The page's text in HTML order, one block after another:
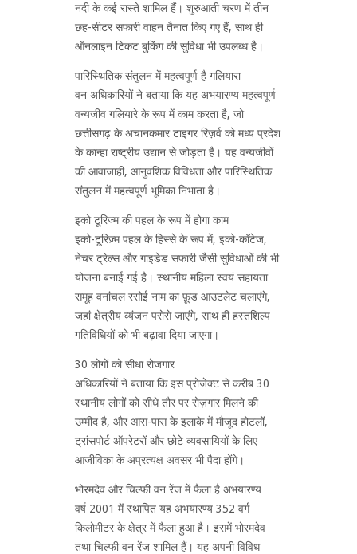
नदी के कई रास्ते शामिल हैं। शुरुआती चरण में तीन
छह-सीटर सफारी वाहन तैनात किए गए हैं, साथ ही
ऑनलाइन टिकट बुकिंग की सुविधा भी उपलब्ध है।
पारिस्थितिक संतुलन में महत्वपूर्ण है गलियारा
वन अधिकारियों ने बताया कि यह अभयारण्य महत्वपूर्ण
वन्यजीव गलियारे के रूप में काम करता है, जो
छत्तीसगढ़ के अचानकमार टाइगर रिज़र्व को मध्य प्रदेश
के कान्हा राष्ट्रीय उद्यान से जोड़ता है। यह वन्यजीवों
की आवाजाही, आनुवंशिक विविधता और पारिस्थितिक
संतुलन में महत्वपूर्ण भूमिका निभाता है।
इको टूरिज्म की पहल के रूप में होगा काम
इको-टूरिज़्म पहल के हिस्से के रूप में, इको-कॉटेज,
नेचर ट्रेल्स और गाइडेड सफारी जैसी सुविधाओं की भी
योजना बनाई गई है। स्थानीय महिला स्वयं सहायता
समूह वनांचल रसोई नाम का फ़ूड आउटलेट चलाएंगे,
जहां क्षेत्रीय व्यंजन परोसे जाएंगे, साथ ही हस्तशिल्प
गतिविधियों को भी बढ़ावा दिया जाएगा।
30 लोगों को सीधा रोजगार
अधिकारियों ने बताया कि इस प्रोजेक्ट से करीब 30
स्थानीय लोगों को सीधे तौर पर रोज़गार मिलने की
उम्मीद है, और आस-पास के इलाके में मौजूद होटलों,
ट्रांसपोर्ट ऑपरेटरों और छोटे व्यवसायियों के लिए
आजीविका के अप्रत्यक्ष अवसर भी पैदा होंगे।
भोरमदेव और चिल्फी वन रेंज में फैला है अभयारण्य
वर्ष 2001 में स्थापित यह अभयारण्य 352 वर्ग
किलोमीटर के क्षेत्र में फैला हुआ है। इसमें भोरमदेव
तथा चिल्फी वन रेंज शामिल हैं। यह अपनी विविध